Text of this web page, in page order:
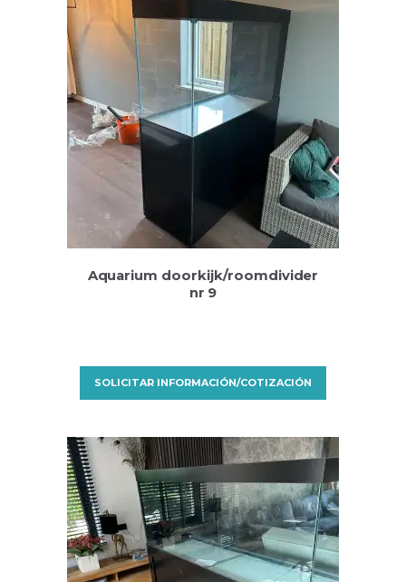
Aquarium doorkijk/roomdivider
nr 9
SOLICITAR INFORMACIÓN/COTIZACIÓN